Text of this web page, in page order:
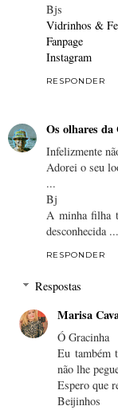
Bjs
Vidrinhos &
Fanpage
Instagram
RESPONDER
Os olhares
Infelizmente
Adorei o seu
...
Bj
A minha filha
desconhecida
RESPONDER
Respostas
Marisa
Ó Gracinha
Eu também
não lhe
Espero que
Beijinhos